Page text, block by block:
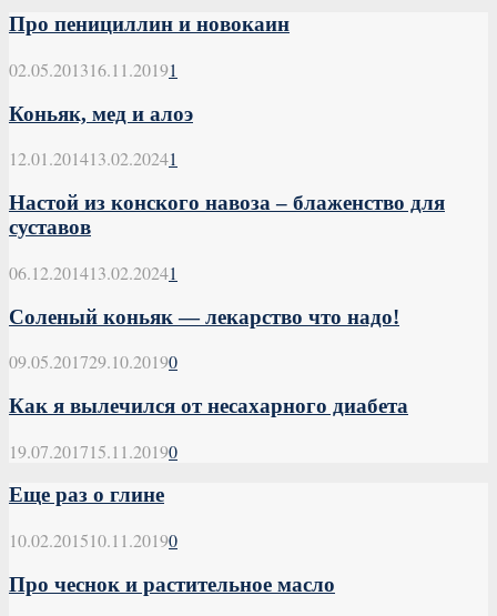
Про пенициллин и новокаин
02.05.201316.11.20191
Коньяк, мед и алоэ
12.01.201413.02.20241
Настой из конского навоза – блаженство для
суставов
06.12.201413.02.20241
Соленый коньяк — лекарство что надо!
09.05.201729.10.20190
Как я вылечился от несахарного диабета
19.07.201715.11.20190
Еще раз о глине
10.02.201510.11.20190
Про чеснок и растительное масло